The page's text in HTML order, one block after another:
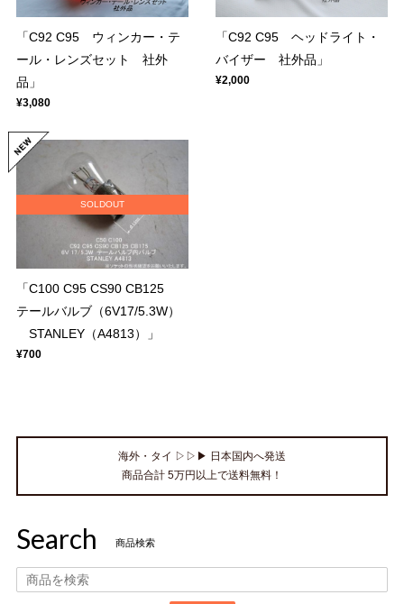
「C92 C95 ウィンカー・テ
ール・レンズセット 社外
品」
¥3,080
「C92 C95 ヘッドライト・
バイザー 社外品」
¥2,000
SOLDOUT
「C100 C95 CS90 CB125
テールバルブ（6V17/5.3W）
STANLEY（A4813）」
¥700
海外・タイ ▷▷▶ 日本国内へ発送
商品合計 5万円以上で送料無料！
Search 商品検索